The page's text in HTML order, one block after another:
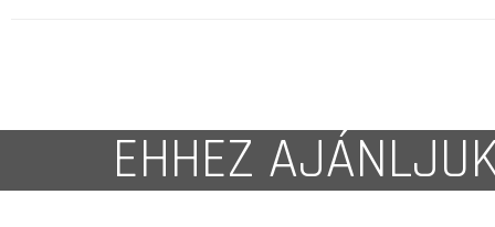
EHHEZ